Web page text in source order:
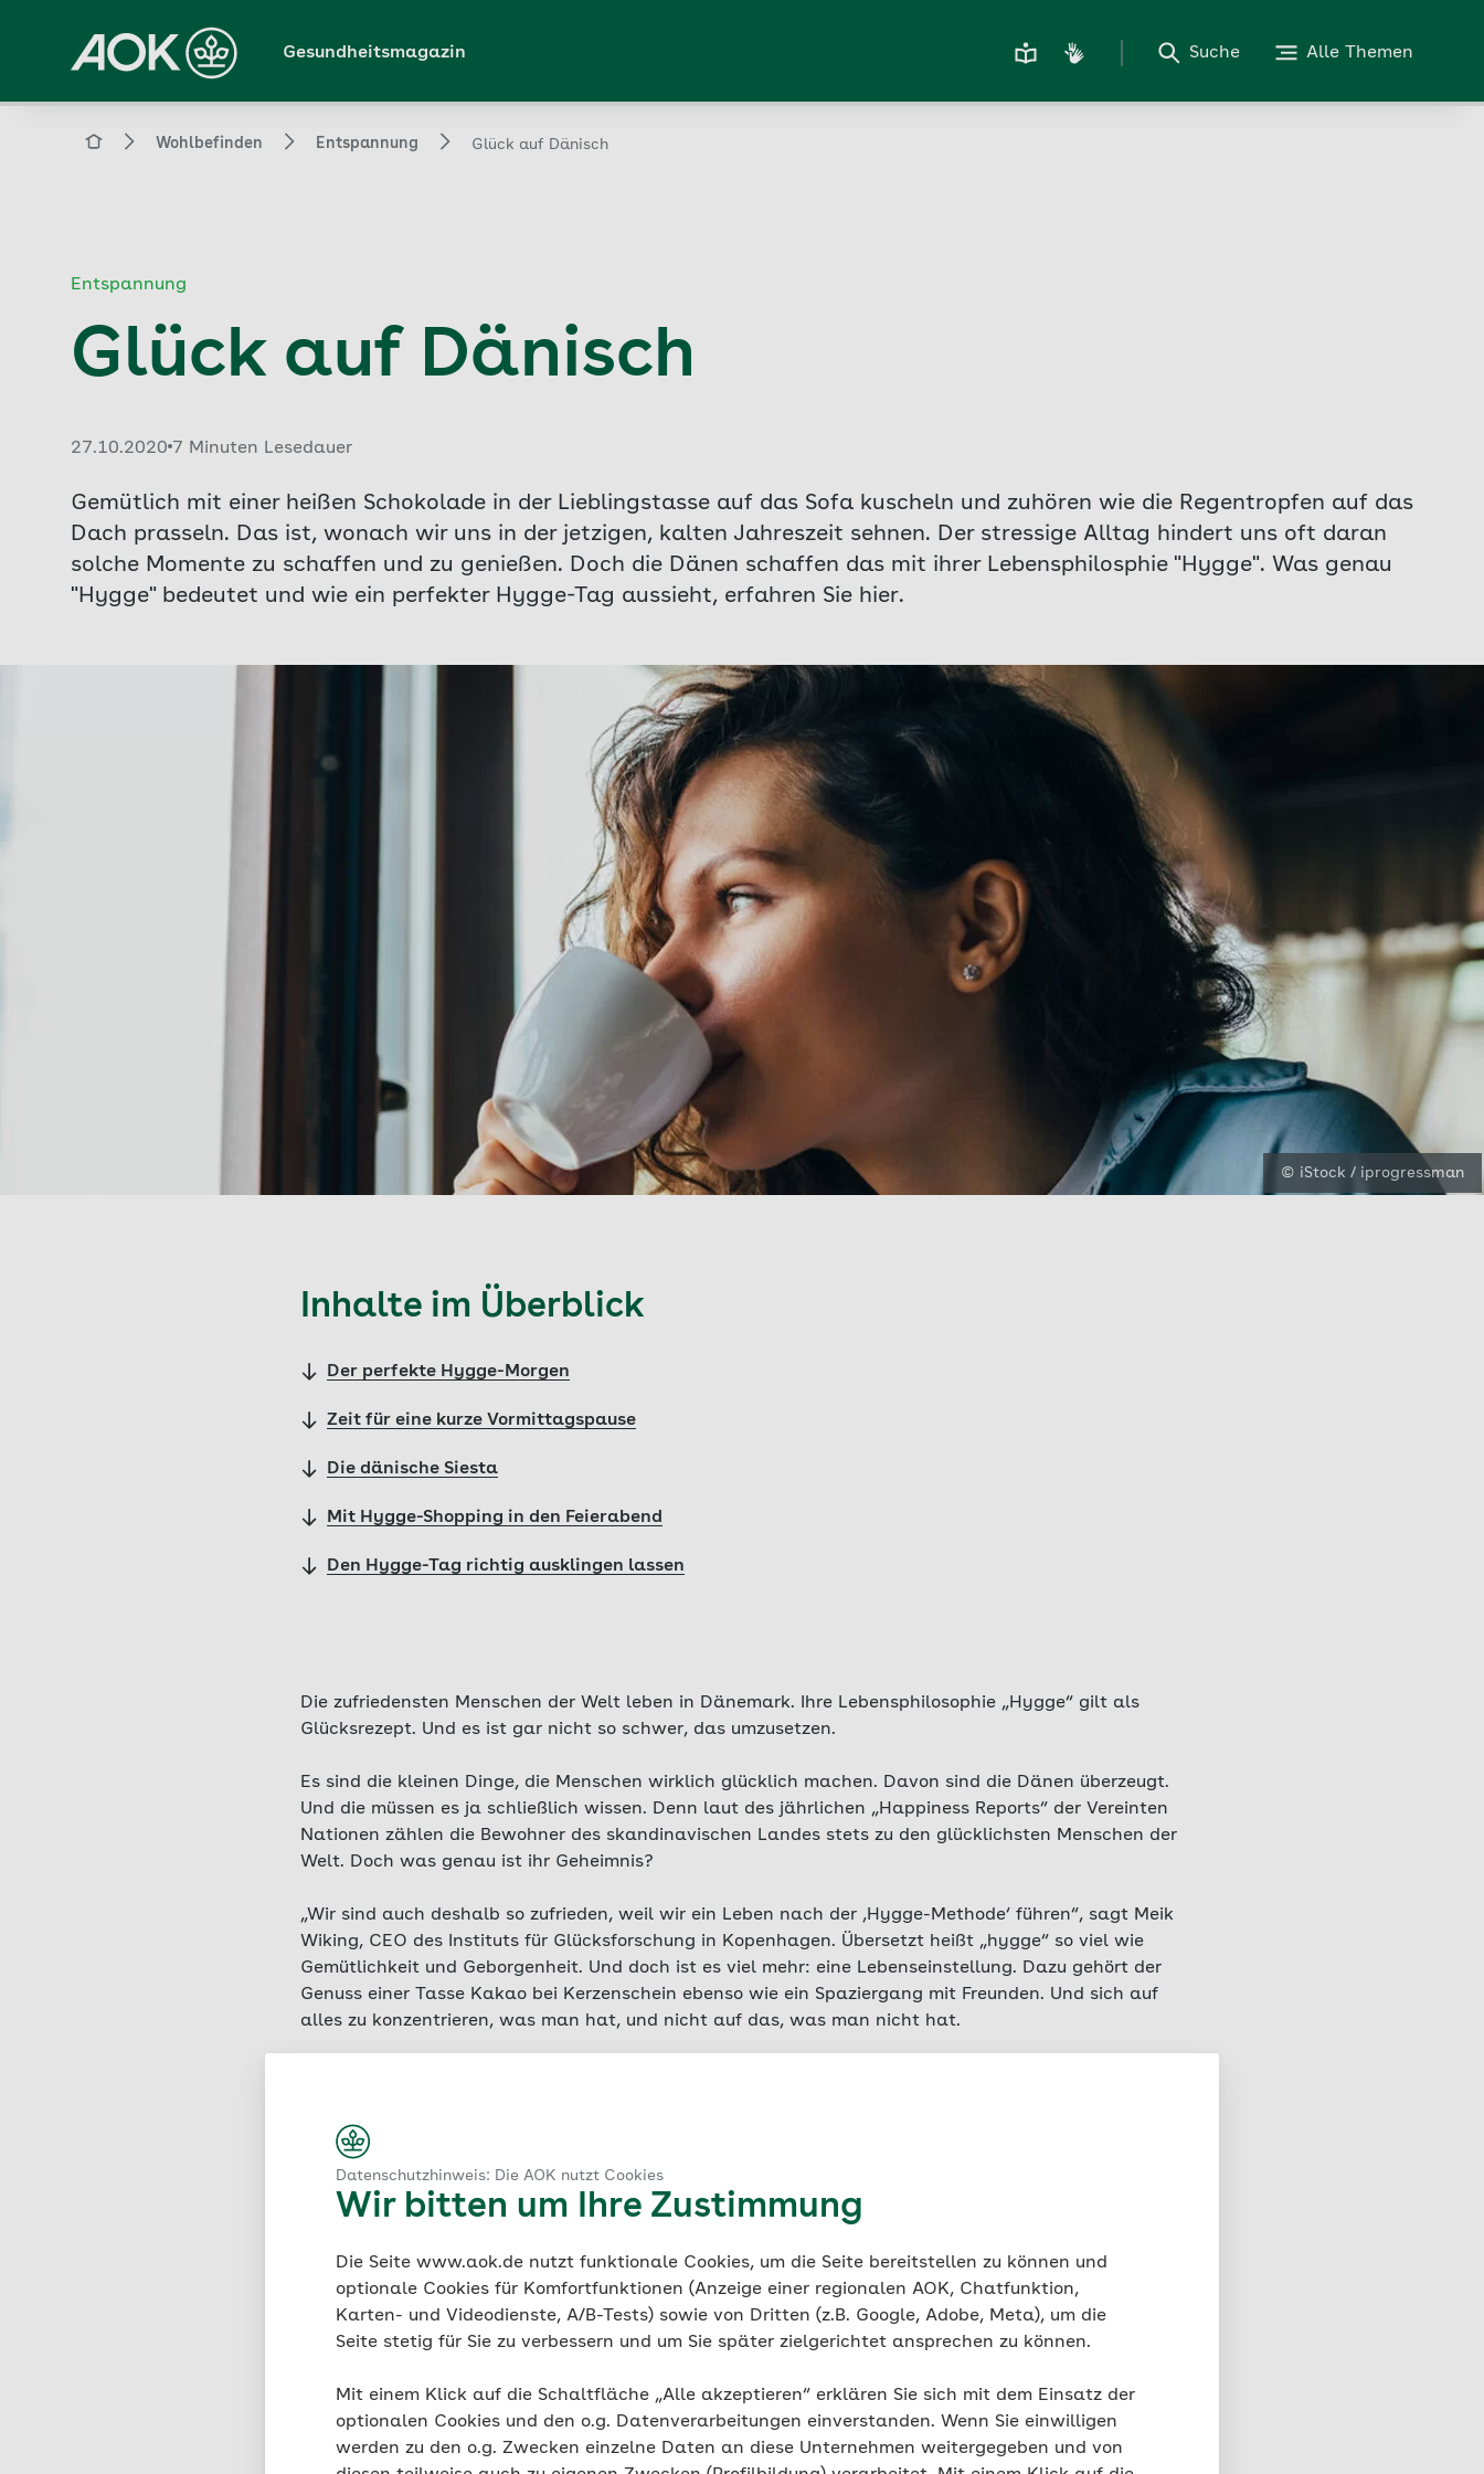
Datenschutzhinweis: Die AOK nutzt Cookies
Wir bitten um Ihre Zustimmung
Die Seite www.aok.de nutzt funktionale Cookies, um die Seite bereitstellen zu können und
optionale Cookies für Komfortfunktionen (Anzeige einer regionalen AOK, Chatfunktion,
Karten- und Videodienste, A/B-Tests) sowie von Dritten (z.B. Google, Adobe, Meta), um die
Seite stetig für Sie zu verbessern und um Sie später zielgerichtet ansprechen zu können.
Mit einem Klick auf die Schaltfläche „Alle akzeptieren“ erklären Sie sich mit dem Einsatz der
optionalen Cookies und den o.g. Datenverarbeitungen einverstanden. Wenn Sie einwilligen
werden zu den o.g. Zwecken einzelne Daten an diese Unternehmen weitergegeben und von
Hauptinhalt
springen
Gesundheitsmagazin Suche Alle Themen
Magazin Wohlbefinden Entspannung Glück auf Dänisch
Entspannung
Glück auf Dänisch
Veröffentlicht am:
27.10.2020 7 Minuten Lesedauer
Gemütlich mit einer heißen Schokolade in der Lieblingstasse auf das Sofa kuscheln und zuhören wie die Regentropfen auf das
Dach prasseln. Das ist, wonach wir uns in der jetzigen, kalten Jahreszeit sehnen. Der stressige Alltag hindert uns oft daran
solche Momente zu schaffen und zu genießen. Doch die Dänen schaffen das mit ihrer Lebensphilosphie "Hygge". Was genau
"Hygge" bedeutet und wie ein perfekter Hygge-Tag aussieht, erfahren Sie hier.
© iStock / iprogressman
Inhalte im Überblick
Der perfekte Hygge-Morgen
Zeit für eine kurze Vormittagspause
Die dänische Siesta
Mit Hygge-Shopping in den Feierabend
Den Hygge-Tag richtig ausklingen lassen
Die zufriedensten Menschen der Welt leben in Dänemark. Ihre Lebensphilosophie „Hygge“ gilt als
Glücksrezept. Und es ist gar nicht so schwer, das umzusetzen.
Es sind die kleinen Dinge, die Menschen wirklich glücklich machen. Davon sind die Dänen überzeugt.
Und die müssen es ja schließlich wissen. Denn laut des jährlichen „Happiness Reports“ der Vereinten
Nationen zählen die Bewohner des skandinavischen Landes stets zu den glücklichsten Menschen der
Welt. Doch was genau ist ihr Geheimnis?
„Wir sind auch deshalb so zufrieden, weil wir ein Leben nach der ‚Hygge-Methode‘ führen“, sagt Meik
Wiking, CEO des Instituts für Glücksforschung in Kopenhagen. Übersetzt heißt „hygge“ so viel wie
Gemütlichkeit und Geborgenheit. Und doch ist es viel mehr: eine Lebenseinstellung. Dazu gehört der
Genuss einer Tasse Kakao bei Kerzenschein ebenso wie ein Spaziergang mit Freunden. Und sich auf
alles zu konzentrieren, was man hat, und nicht auf das, was man nicht hat.
„Hygge ist das Gefühl, am richtigen
Ort zu sein.“
Meik Wiking
CEO des Instituts für Glücksforschung in Kopenhagen